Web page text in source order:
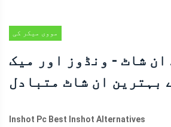
مووی میکر کی
ان شاٹ - ونڈوز اور میک
بہترین ان شاٹ متبادل
Inshot Pc Best Inshot Alternatives